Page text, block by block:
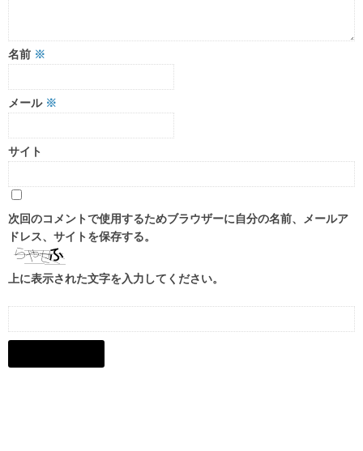
名前 ※
メール ※
サイト
次回のコメントで使用するためブラウザーに自分の名前、メールア
ドレス、サイトを保存する。
上に表示された文字を入力してください。